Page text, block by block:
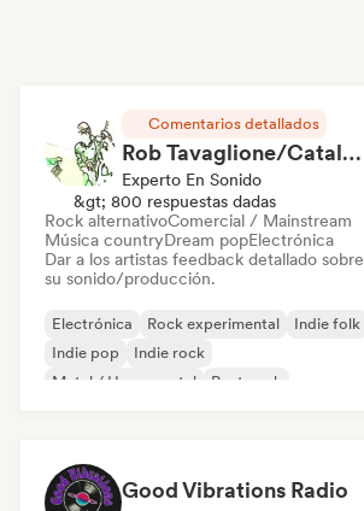
Comentarios detallados
Rob Tavaglione/Catalyst Recording
Experto En Sonido
&gt; 800 respuestas dadas
Rock alternativoComercial / Mainstream
Música countryDream popElectrónica
Dar a los artistas feedback detallado sobre
su sonido/producción.
Electrónica Rock experimental
Indie folk
Indie pop
Indie rock
Metal / Heavy metal
Post punk
Good Vibrations Radio